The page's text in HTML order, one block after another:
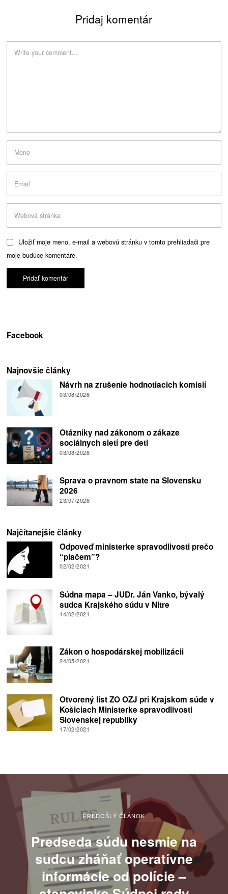
Pridaj komentár
Uložiť moje meno, e-mail a webovú stránku v tomto prehliadači pre
moje budúce komentáre.
Facebook
Najnovšie články
Návrh na zrušenie hodnotiacich komisií
03/08/2026
Otázniky nad zákonom o zákaze
sociálnych sietí pre deti
03/08/2026
Sprava o pravnom state na Slovensku
2026
23/07/2026
Najčítanejšie články
Odpoveď ministerke spravodlivosti prečo
“plačem”?
02/02/2021
Súdna mapa – JUDr. Ján Vanko, bývalý
sudca Krajského súdu v Nitre
14/02/2021
Zákon o hospodárskej mobilizácii
24/05/2021
Otvorený list ZO OZJ pri Krajskom súde v
Košiciach Ministerke spravodlivosti
Slovenskej republiky
17/02/2021
PREDOŠLÝ ČLÁNOK
Predseda súdu nesmie na
sudcu zháňať operatívne
informácie od polície –